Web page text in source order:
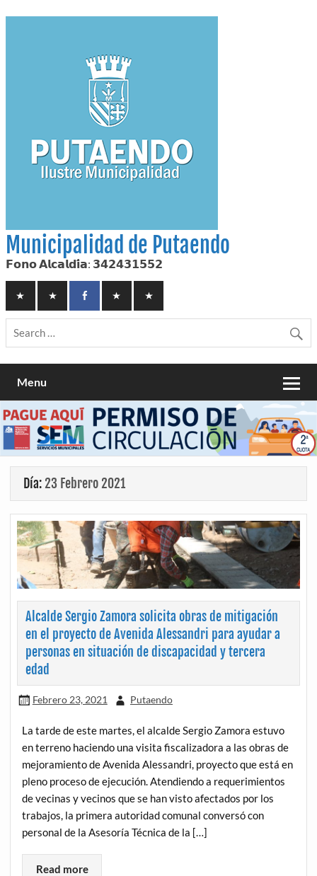
to
Municipalidad de Putaendo
𝗙𝗼𝗻𝗼 𝗔𝗹𝗰𝗮𝗹𝗱𝗶́𝗮: 𝟯𝟰𝟮𝟰𝟯𝟭𝟱𝟱𝟮
Menu
Día: 23 Febrero 2021
Alcalde Sergio Zamora solicita obras de mitigación
en el proyecto de Avenida Alessandri para ayudar a
personas en situación de discapacidad y tercera
edad
Febrero 23, 2021 Putaendo
La tarde de este martes, el alcalde Sergio Zamora estuvo
en terreno haciendo una visita fiscalizadora a las obras de
mejoramiento de Avenida Alessandri, proyecto que está en
pleno proceso de ejecución. Atendiendo a requerimientos
de vecinas y vecinos que se han visto afectados por los
trabajos, la primera autoridad comunal conversó con
personal de la Asesoría Técnica de la […]
Read more